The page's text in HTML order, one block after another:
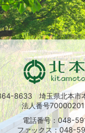
8633 埼玉県北本市
法人番号
電話番号：048-
ファックス：048-